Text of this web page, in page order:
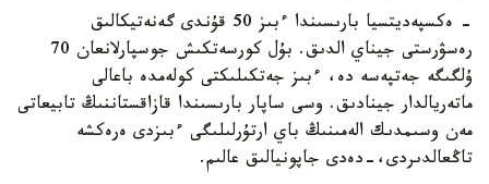
- ەكسپەديتسيا بارىسىندا ءبىز 50 قۇندى گەنەتيكالىق
رەسۋرستى جيناي الدىق. بۇل كورسەتكىش جوسپارلانعان 70
ۇلگىگە جەتپەسە دە، ءبىز جەتكىلىكتى كولەمدە باعالى
ماتەريالدار جينادىق. وسى ساپار بارىسىندا قازاقستاننىڭ تابيعاتى
مەن وسىمدىك الەمىنىڭ باي ارتۇرلىلىگى ءبىزدى ەرەكشە
تاڭعالدىردى،-دەدى جاپونيالىق عالىم.